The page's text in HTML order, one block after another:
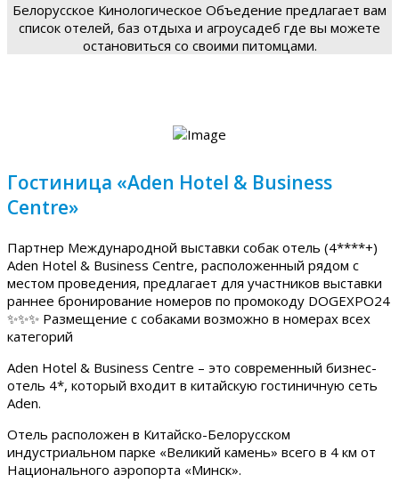
Белорусское Кинологическое Объедение предлагает вам
список отелей, баз отдыха и агроусадеб где вы можете
остановиться со своими питомцами.
Гостиница «Aden Hotel & Business
Centre»
Партнер Международной выставки собак отель (4****+)
Aden Hotel & Business Centre, расположенный рядом с
местом проведения, предлагает для участников выставки
раннее бронирование номеров по промокоду DOGEXPO24
✨✨✨ Размещение с собаками возможно в номерах всех
категорий
Aden Hotel & Business Centre – это современный бизнес-
отель 4*, который входит в китайскую гостиничную сеть
Aden.
Отель расположен в Китайско-Белорусском
индустриальном парке «Великий камень» всего в 4 км от
Национального аэропорта «Минск».